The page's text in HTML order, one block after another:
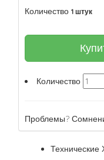
Количество 1 штук
Количество
Проблемы?
Технические